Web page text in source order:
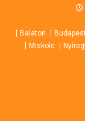
contentBalaton
Miskolc